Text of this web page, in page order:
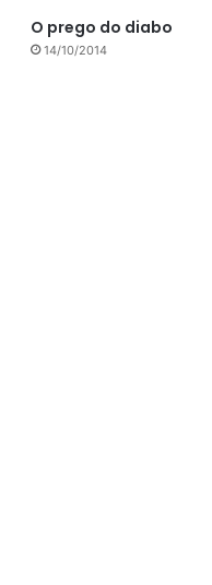
O prego do diabo
14/10/2014